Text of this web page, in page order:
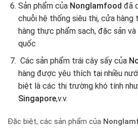
Sản phẩm của Nonglamfood đã
chuỗi hệ thống siêu thị, cửa
hàng thực phẩm sạch, đặc sản
quốc
Các sản phẩm trái cây sấy của
hàng được yêu thích tại nhiều
biệt là các thị trường khó tính như
Singapore,v.v.
Đặc biệt, các sản phẩm của